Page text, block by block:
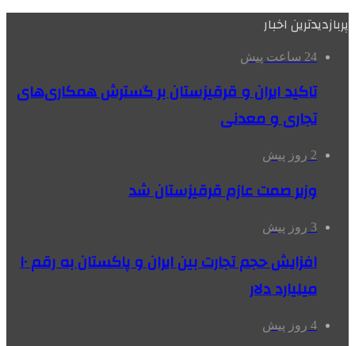
پربازدیدترین اخبار
24 ساعت پیش
تاکید ایران و قرقیزستان بر گسترش همکاری‌های
تجاری و معدنی
2 روز پیش
وزیر صمت عازم قرقیزستان شد
3 روز پیش
افزایش حجم تجارت بین ایران و پاکستان به رقم ۱۰
میلیارد دلار
4 روز پیش